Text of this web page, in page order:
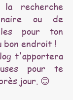
recherche
ou de
pour ton
bon endroit !
t'apportera
pour te
jour. 😊